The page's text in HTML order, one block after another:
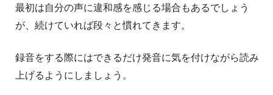
最初は自分の声に違和感を感じる場合もあるでしょう
が、続けていれば段々と慣れてきます。
録音をする際にはできるだけ発音に気を付けながら読み
上げるようにしましょう。